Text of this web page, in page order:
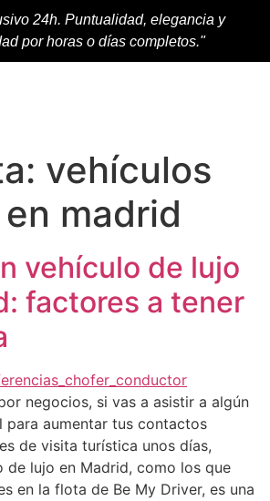
24h. Puntualidad, elegancia y
por horas o días completos."
vehículos
madrid
vehículo de lujo
factores a tener
negocios, si vas a asistir a algún
para aumentar tus contactos
de visita turística unos días,
de lujo en Madrid, como los que
en la flota de Be My Driver, es una